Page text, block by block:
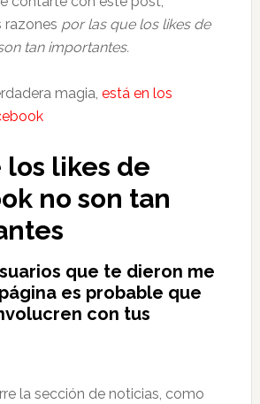
razones por las que los likes de
tan importantes.
magia, está en los
los likes de
no son tan
que te dieron me
es probable que
con tus
la sección de noticias, como